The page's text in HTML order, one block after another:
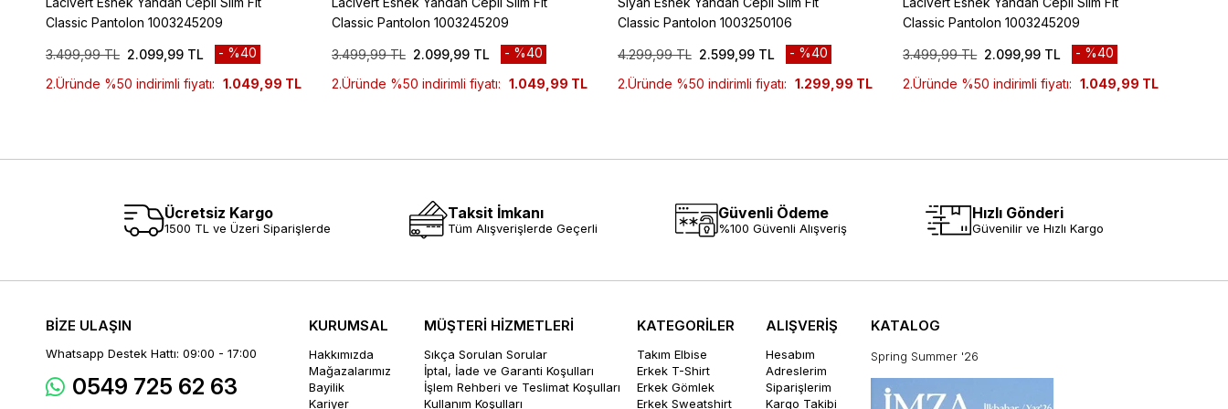
Classic Pantolon 1003245209
2.099,99 TL
3.499,99 TL
%40
2.Üründe %50 indirimli fiyatı: 1.049,99 TL
Classic Pantolon 1003245209
2.099,99 TL
3.499,99 TL
%40
2.Üründe %50 indirimli fiyatı: 1.049,99 TL
Classic Pantolon 1003250106
2.599,99 TL
4.299,99 TL
%40
2.Üründe %50 indirimli fiyatı: 1.299,99 TL
Classic Pantolon 1003245209
2.099,99 TL
3.499,99 TL
%40
2.Üründe %50 indirimli fiyatı:
1.049,99 TL
Ücretsiz Kargo
1500 TL ve Üzeri Siparişlerde
Taksit İmkanı
Tüm Alışverişlerde Geçerli
Güvenli Ödeme
%100 Güvenli Alışveriş
Hızlı Gönderi
Güvenilir ve Hızlı Kargo
BİZE ULAŞIN
Whatsapp Destek Hattı: 09:00 - 17:00
0549 725 62 63
KURUMSAL
Hakkımızda
Mağazalarımız
Bayilik
Kariyer
MÜŞTERİ HİZMETLERİ
Sıkça Sorulan Sorular
İptal, İade ve Garanti Koşulları
İşlem Rehberi ve Teslimat Koşulları
Kullanım Koşulları
KATEGORİLER
Takım Elbise
Erkek T-Shirt
Erkek Gömlek
Erkek Sweatshirt
ALIŞVERİŞ
Hesabım
Adreslerim
Siparişlerim
Kargo Takibi
KATALOG
Spring Summer '26